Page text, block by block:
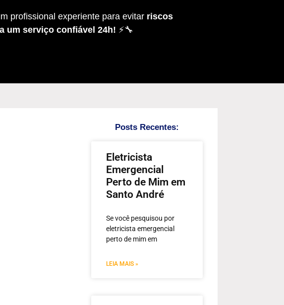
profissional experiente para evitar riscos
um serviço confiável 24h! ⚡🔧
Posts Recentes:
Eletricista
Emergencial
Perto de Mim em
Santo André
Se você pesquisou por
eletricista emergencial
perto de mim em
LEIA MAIS »